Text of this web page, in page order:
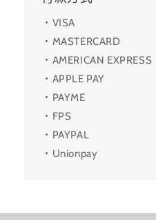
・VISA
・MASTERCARD
・AMERICAN EXPRESS
・APPLE PAY
・PAYME
・FPS
・PAYPAL
・Unionpay